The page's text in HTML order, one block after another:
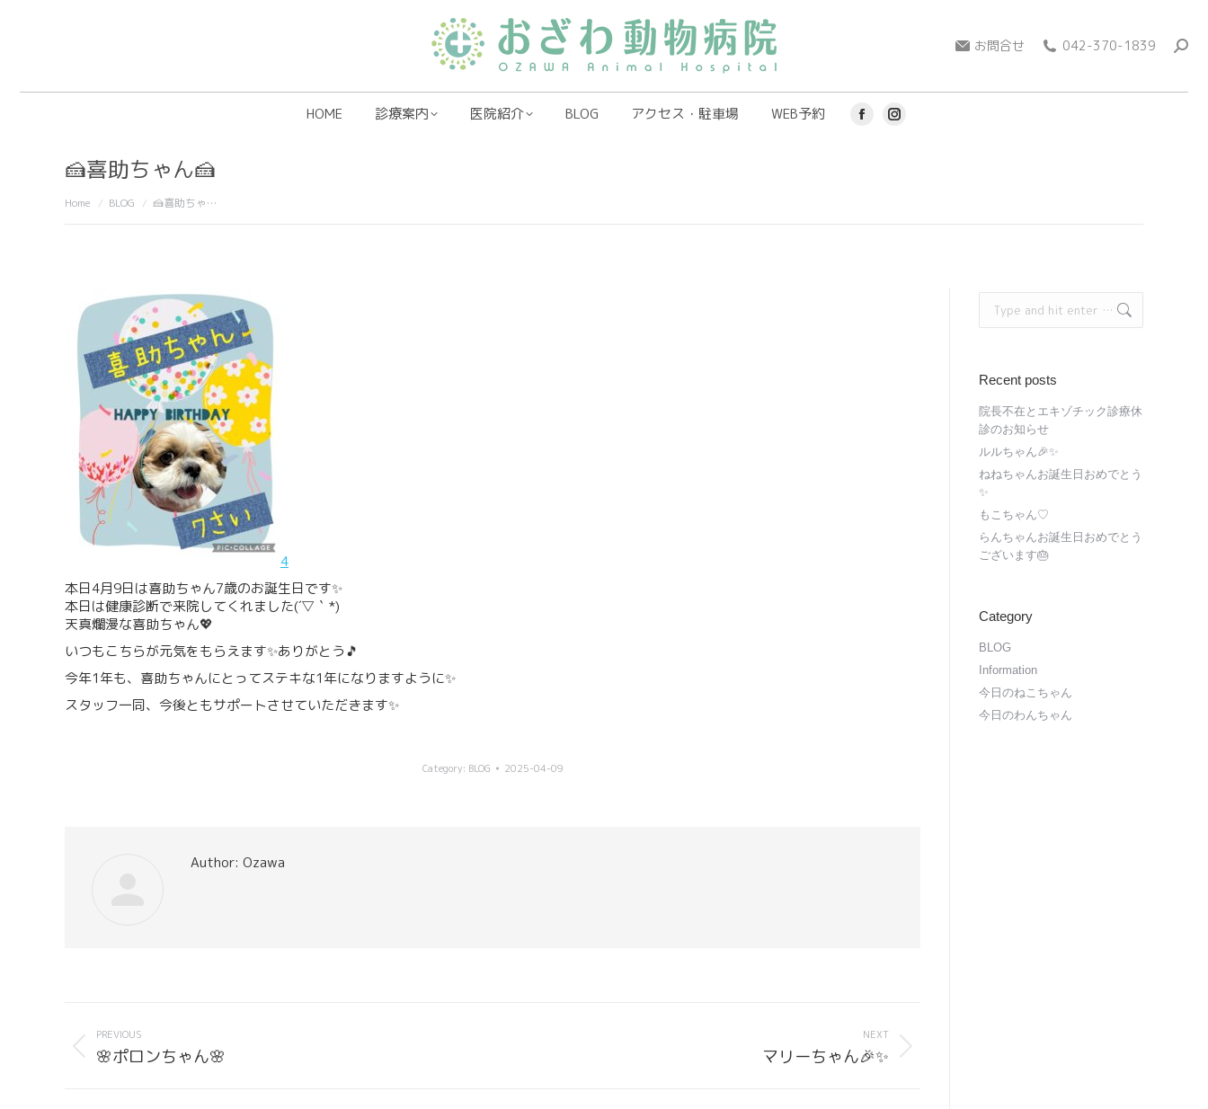
お問合せ 042-370-1839
HOME 診療案内 医院紹介 BLOG アクセス・駐車場 WEB予約
FacebookInstagram
🍰喜助ちゃん🍰
You are here:
Home BLOG 🍰喜助ちゃ…
4
本日4月9日は喜助ちゃん7歳のお誕生日です✨
本日は健康診断で来院してくれました(´▽｀*)
天真爛漫な喜助ちゃん💖
いつもこちらが元気をもらえます✨ありがとう🎵
今年1年も、喜助ちゃんにとってステキな1年になりますように✨
スタッフ一同、今後ともサポートさせていただきます✨
Category: BLOG 2025-04-09
Author: Ozawa
navigation
PREVIOUS
Previous
🌸ポロンちゃん🌸
NEXT
マリーちゃん🎉✨
Recent posts
院長不在とエキゾチック診療休
診のお知らせ
ルルちゃん🎉✨
ねねちゃんお誕生日おめでとう
✨
もこちゃん♡
らんちゃんお誕生日おめでとう
ございます🎂
Category
BLOG
Information
今日のねこちゃん
今日のわんちゃん
in
in